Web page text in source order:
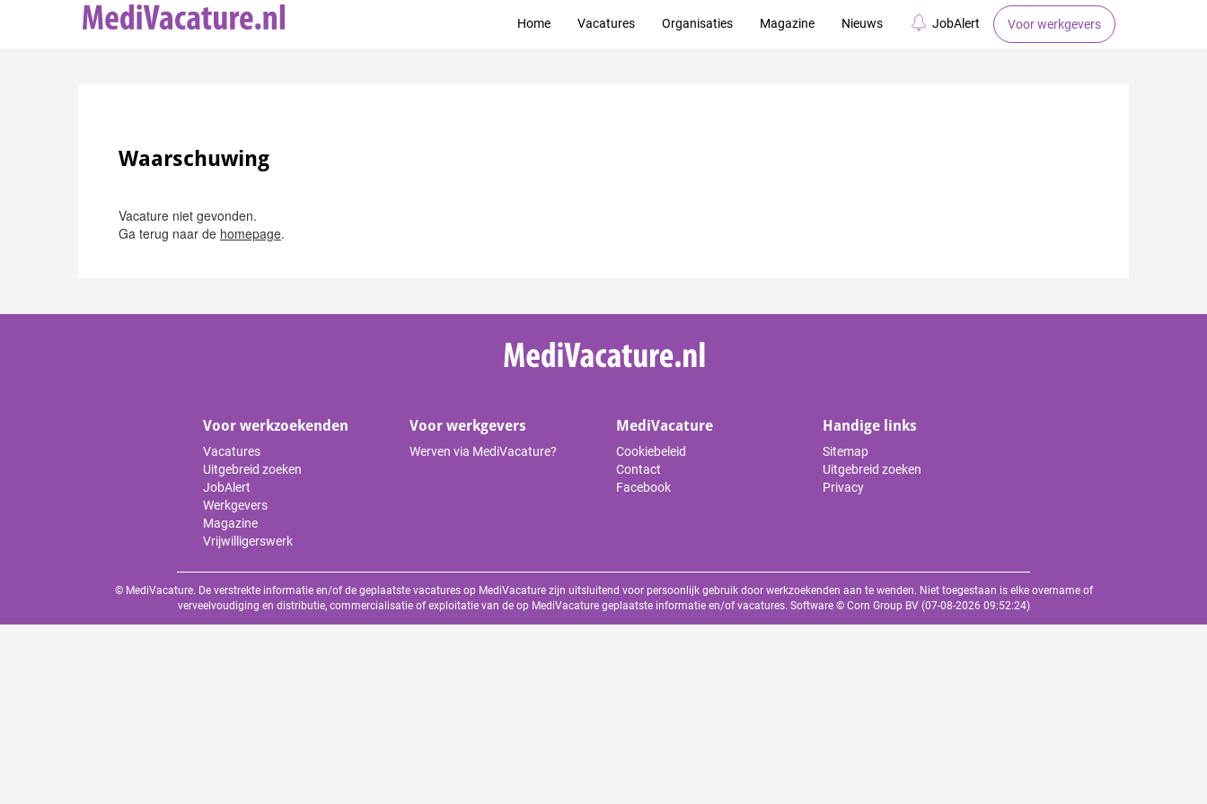
Home Vacatures Organisaties Magazine Nieuws JobAlert Voor werkgevers
Waarschuwing
Vacature niet gevonden.
Ga terug naar de homepage.
Voor werkzoekenden
Vacatures
Uitgebreid zoeken
JobAlert
Werkgevers
Magazine
Vrijwilligerswerk
Voor werkgevers
Werven via MediVacature?
MediVacature
Cookiebeleid
Contact
Facebook
Handige links
Sitemap
Uitgebreid zoeken
Privacy
© MediVacature. De verstrekte informatie en/of de geplaatste vacatures op MediVacature zijn uitsluitend voor persoonlijk gebruik door werkzoekenden aan te wenden. Niet toegestaan is elke overname of
verveelvoudiging en distributie, commercialisatie of exploitatie van de op MediVacature geplaatste informatie en/of vacatures. Software © Corn Group BV(07-08-2026 09:52:24)